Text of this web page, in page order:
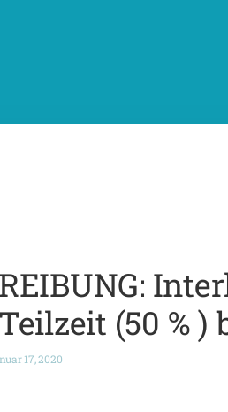
(50 % )
17, 2020